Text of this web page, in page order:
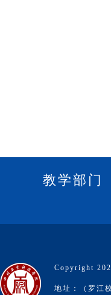
教学部门
Copyright
地址：（罗江